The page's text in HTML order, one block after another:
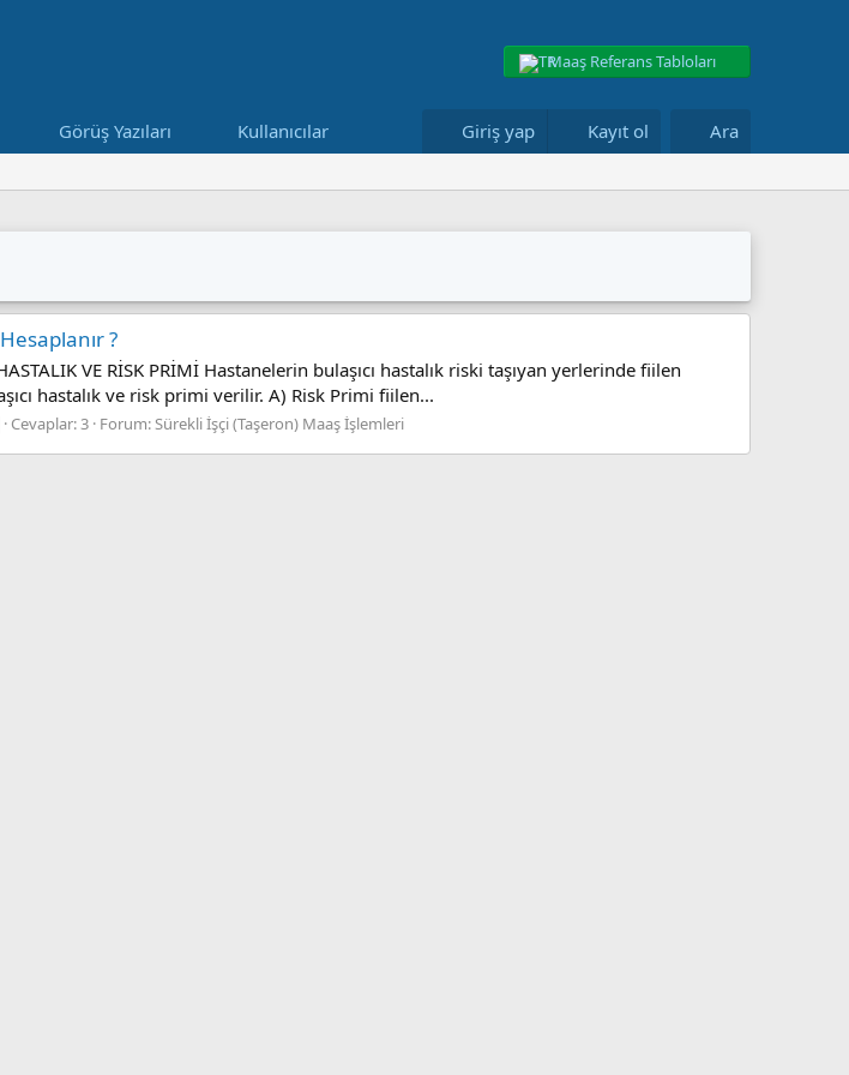
Maaş Referans Tabloları
Görüş Yazıları Kullanıcılar Giriş yap Kayıt ol Ara
?
VE RİSK PRİMİ Hastanelerin bulaşıcı hastalık riski taşıyan yerlerinde fiilen
hastalık ve risk primi verilir. A) Risk Primi fiilen...
Cevaplar: 3 Forum:Sürekli İşçi (Taşeron) Maaş İşlemleri